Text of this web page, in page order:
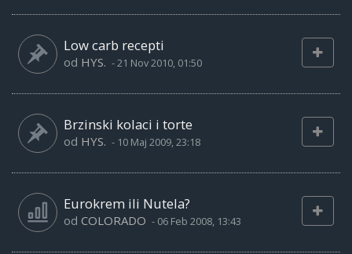
Low carb recepti
od HYS. -21 Nov 2010, 01:50
Brzinski kolaci i torte
od HYS. - 10 Maj 2009, 23:18
Eurokrem ili Nutela?
od COLORADO - 06 Feb 2008, 13:43